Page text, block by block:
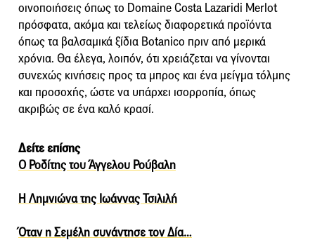
οινοποιήσεις όπως το Domaine Costa Lazaridi Merlot
πρόσφατα, ακόμα και τελείως διαφορετικά προϊόντα
όπως τα βαλσαμικά ξίδια Botanico πριν από μερικά
χρόνια. Θα έλεγα, λοιπόν, ότι χρειάζεται να γίνονται
συνεχώς κινήσεις προς τα μπρος και ένα μείγμα τόλμης
και προσοχής, ώστε να υπάρχει ισορροπία, όπως
ακριβώς σε ένα καλό κρασί.
Δείτε επίσης
Ο Ροδίτης του Άγγελου Ρούβαλη
Η Λημνιώνα της Ιωάννας Τσιλιλή
Όταν η Σεμέλη συνάντησε τον Δία…